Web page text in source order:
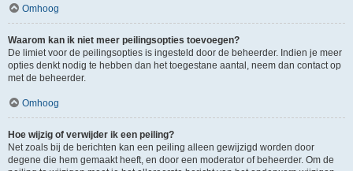
Omhoog
Waarom kan ik niet meer peilingsopties toevoegen?
De limiet voor de peilingsopties is ingesteld door de beheerder. Indien je meer
opties denkt nodig te hebben dan het toegestane aantal, neem dan contact op
met de beheerder.
Omhoog
Hoe wijzig of verwijder ik een peiling?
Net zoals bij de berichten kan een peiling alleen gewijzigd worden door
degene die hem gemaakt heeft, en door een moderator of beheerder. Om de